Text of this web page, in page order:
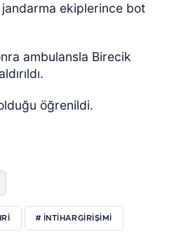
ekiplerince bot
ambulansla Birecik
öğrenildi.
# INTIHARGIRIŞIMI